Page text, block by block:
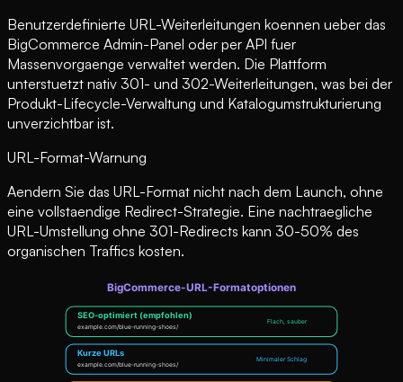
Benutzerdefinierte URL-Weiterleitungen koennen ueber das
BigCommerce Admin-Panel oder per API fuer
Massenvorgaenge verwaltet werden. Die Plattform
unterstuetzt nativ 301- und 302-Weiterleitungen, was bei der
Produkt-Lifecycle-Verwaltung und Katalogumstrukturierung
unverzichtbar ist.
URL-Format-Warnung
Aendern Sie das URL-Format nicht nach dem Launch, ohne
eine vollstaendige Redirect-Strategie. Eine nachtraegliche
URL-Umstellung ohne 301-Redirects kann 30-50% des
organischen Traffics kosten.